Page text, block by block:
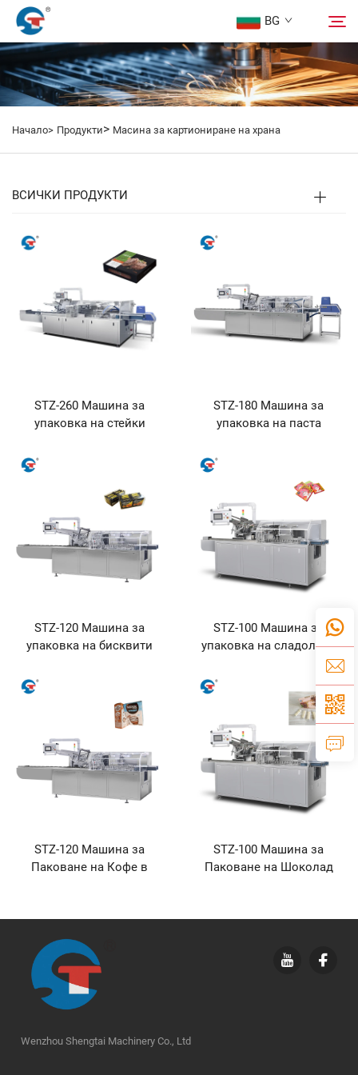
BG
Относно нас
Дизайнерски Проект
Сервиз
Новини
Свържете Се с Нас
Начало> Продукти> Масина за картиониране на храна
ВСИЧКИ ПРОДУКТИ
STZ-260 Машина за
упаковка на стейки
STZ-180 Машина за
упаковка на паста
STZ-120 Машина за
упаковка на бисквити
STZ-100 Машина за
упаковка на сладоледи
STZ-120 Машина за
Паковане на Кофе в
STZ-100 Машина за
Паковане на Шоколад
Wenzhou Shengtai Machinery Co., Ltd